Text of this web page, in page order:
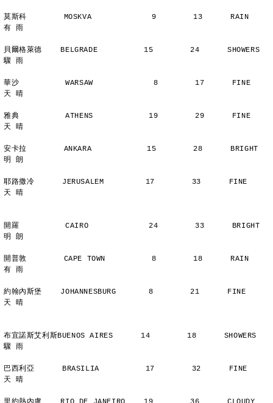
莫斯科        MOSKVA             9        13      RAIN
有 雨
貝爾格萊德    BELGRADE          15        24      SHOWERS
驟 雨
華沙          WARSAW             8        17      FINE
天 晴
雅典          ATHENS            19        29      FINE
天 晴
安卡拉        ANKARA            15        28      BRIGHT
明 朗
耶路撒冷      JERUSALEM         17        33      FINE
天 晴
開羅          CAIRO             24        33      BRIGHT
明 朗
開普敦        CAPE TOWN          8        18      RAIN
有 雨
約翰內斯堡    JOHANNESBURG       8        21      FINE
天 晴
布宜諾斯艾利斯BUENOS AIRES      14        18      SHOWERS
驟 雨
巴西利亞      BRASILIA          17        32      FINE
天 晴